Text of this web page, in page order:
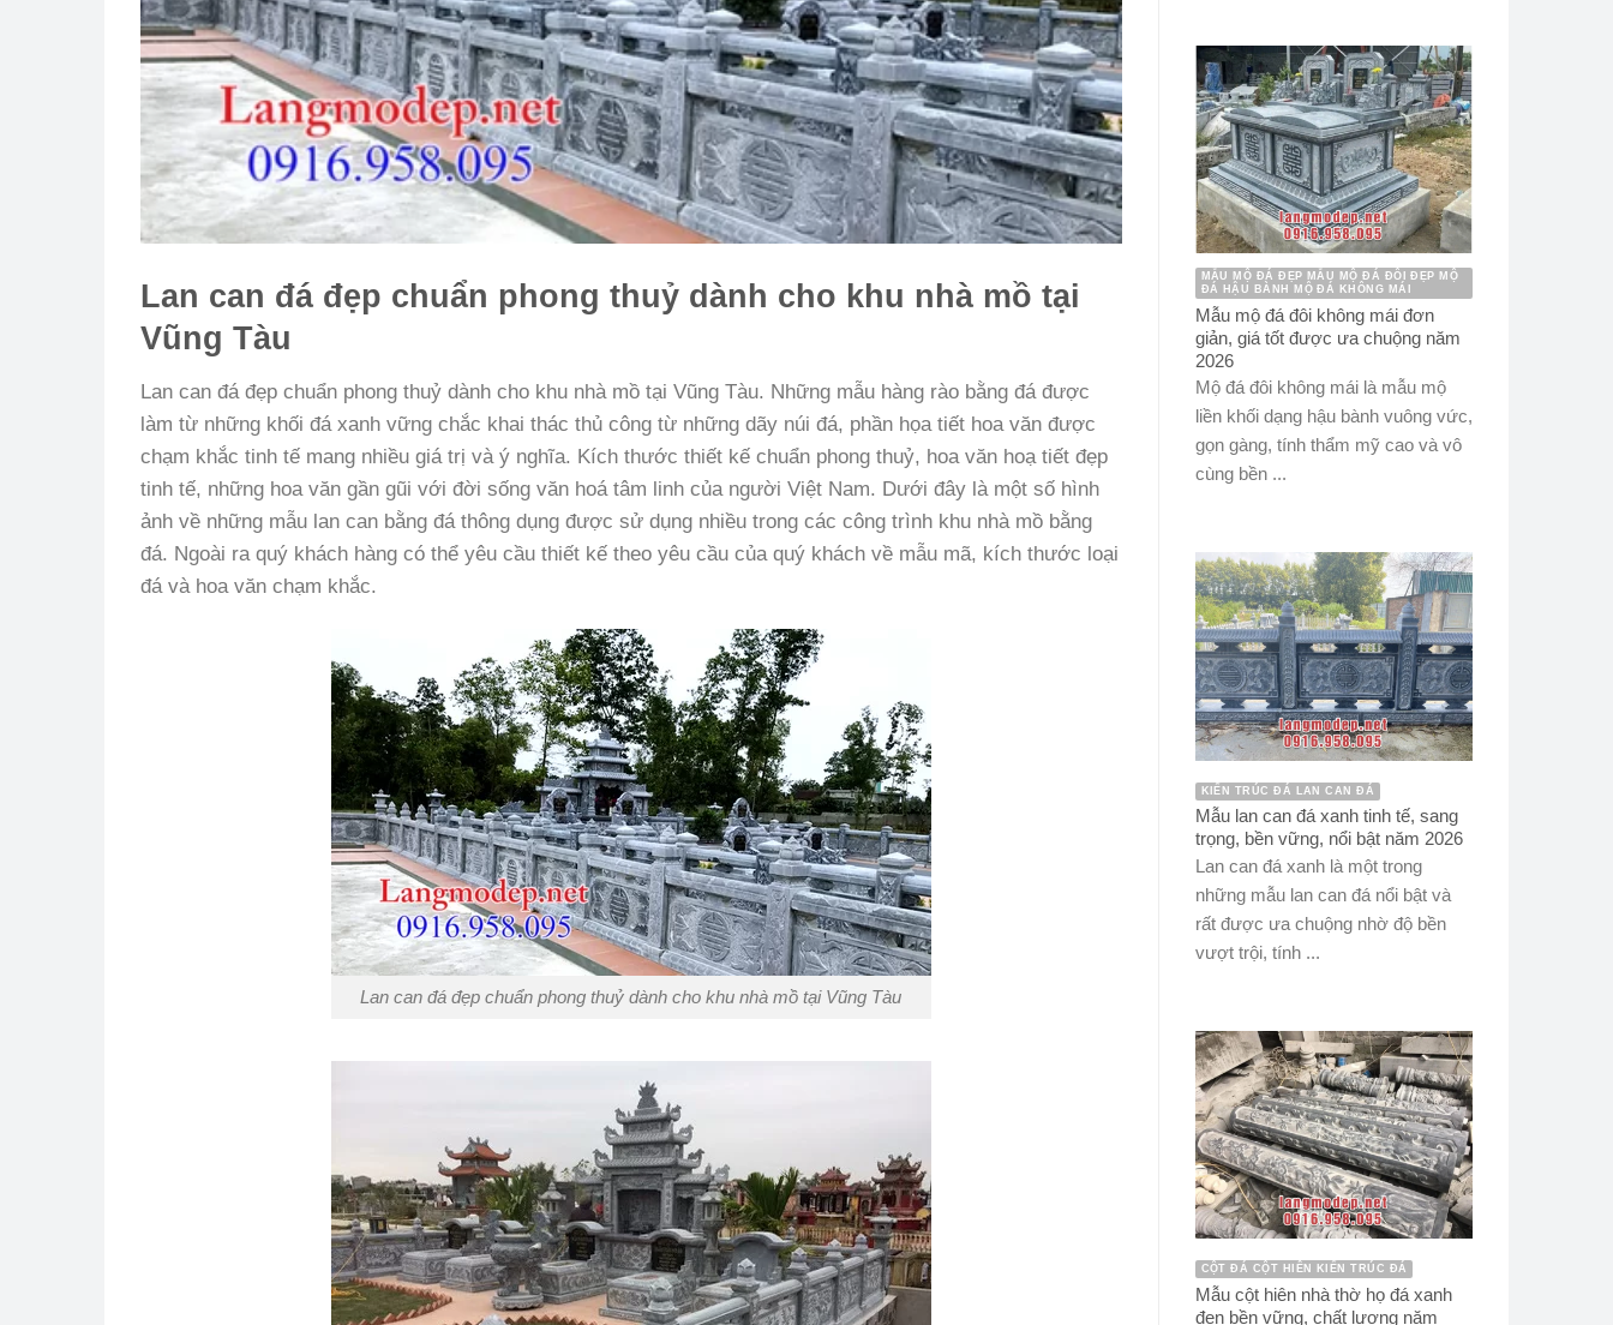
Lan can đá đẹp chuẩn phong thuỷ dành cho khu nhà mồ tại
Vũng Tàu
Lan can đá đẹp chuẩn phong thuỷ dành cho khu nhà mồ tại Vũng Tàu. Những mẫu hàng rào bằng đá được
làm từ những khối đá xanh vững chắc khai thác thủ công từ những dãy núi đá, phần họa tiết hoa văn được
chạm khắc tinh tế mang nhiều giá trị và ý nghĩa. Kích thước thiết kế chuẩn phong thuỷ, hoa văn hoạ tiết đẹp
tinh tế, những hoa văn gần gũi với đời sống văn hoá tâm linh của người Việt Nam. Dưới đây là một số hình
ảnh về những mẫu lan can bằng đá thông dụng được sử dụng nhiều trong các công trình khu nhà mồ bằng
đá. Ngoài ra quý khách hàng có thể yêu cầu thiết kế theo yêu cầu của quý khách về mẫu mã, kích thước loại
đá và hoa văn chạm khắc.
Lan can đá đẹp chuẩn phong thuỷ dành cho khu nhà mồ tại Vũng Tàu
MẪU MỘ ĐÁ ĐẸP MẪU MỘ ĐÁ ĐÔI ĐẸP MỘ
ĐÁ HẬU BÀNH MỘ ĐÁ KHÔNG MÁI
Mẫu mộ đá đôi không mái đơn
giản, giá tốt được ưa chuộng năm
2026
Mộ đá đôi không mái là mẫu mộ
liền khối dạng hậu bành vuông vức,
gọn gàng, tính thẩm mỹ cao và vô
cùng bền ...
KIẾN TRÚC ĐÁ LAN CAN ĐÁ
Mẫu lan can đá xanh tinh tế, sang
trọng, bền vững, nổi bật năm 2026
Lan can đá xanh là một trong
những mẫu lan can đá nổi bật và
rất được ưa chuộng nhờ độ bền
vượt trội, tính ...
CỘT ĐÁ CỘT HIÊN KIẾN TRÚC ĐÁ
Mẫu cột hiên nhà thờ họ đá xanh
đen bền vững, chất lượng năm